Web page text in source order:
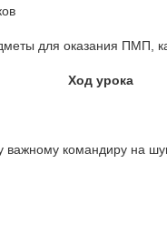
для оказания ПМП,
Ход урока
командиру на